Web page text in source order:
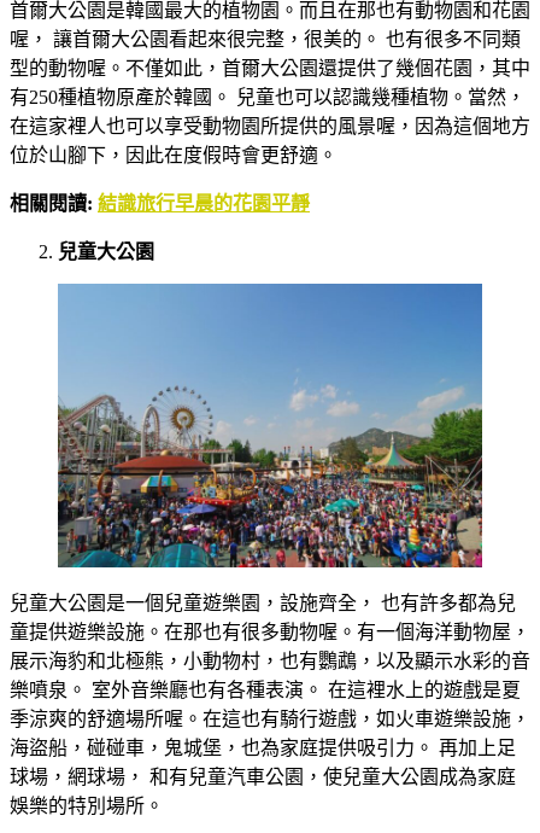
首爾大公園是韓國最大的植物園。而且在那也有動物園和花園
喔， 讓首爾大公園看起來很完整，很美的。 也有很多不同類
型的動物喔。不僅如此，首爾大公園還提供了幾個花園，其中
有250種植物原產於韓國。 兒童也可以認識幾種植物。當然，
在這家裡人也可以享受動物園所提供的風景喔，因為這個地方
位於山腳下，因此在度假時會更舒適。
相關閱讀: 結識旅行早晨的花園平靜
兒童大公園
兒童大公園是一個兒童遊樂園，設施齊全， 也有許多都為兒
童提供遊樂設施。在那也有很多動物喔。有一個海洋動物屋，
展示海豹和北極熊，小動物村，也有鸚鵡，以及顯示水彩的音
樂噴泉。 室外音樂廳也有各種表演。 在這裡水上的遊戲是夏
季涼爽的舒適場所喔。在這也有騎行遊戲，如火車遊樂設施，
海盜船，碰碰車，鬼城堡，也為家庭提供吸引力。 再加上足
球場，網球場， 和有兒童汽車公園，使兒童大公園成為家庭
娛樂的特別場所。